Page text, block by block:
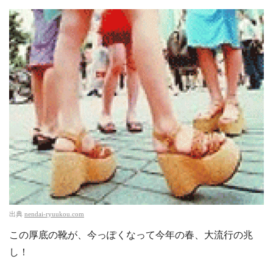
出典 nendai-ryuukou.com
この厚底の靴が、今っぽくなって今年の春、大流行の兆
し！